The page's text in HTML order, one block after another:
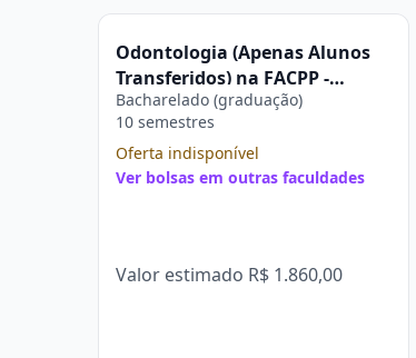
Odontologia (Apenas Alunos
Transferidos) na FACPP -
Faculdade Paulo Picanço
Bacharelado (graduação)
10 semestres
Oferta indisponível
Ver bolsas em outras faculdades
Valor estimado R$ 1.860,00